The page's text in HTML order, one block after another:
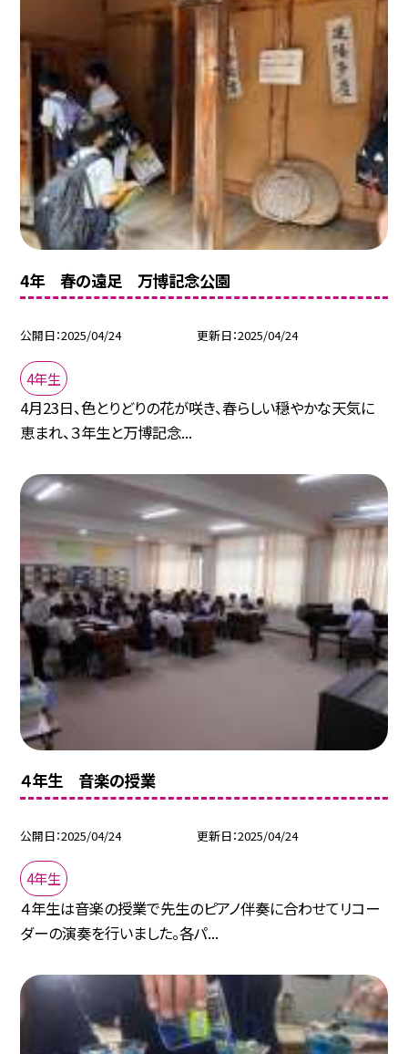
4年 春の遠足 万博記念公園
公開日 2025/04/24 更新日 2025/04/24
4年生
4月23日、色とりどりの花が咲き、春らしい穏やかな天気に
恵まれ、３年生と万博記念...
４年生 音楽の授業
公開日 2025/04/24 更新日 2025/04/24
4年生
４年生は音楽の授業で先生のピアノ伴奏に合わせてリコー
ダーの演奏を行いました。各パ...